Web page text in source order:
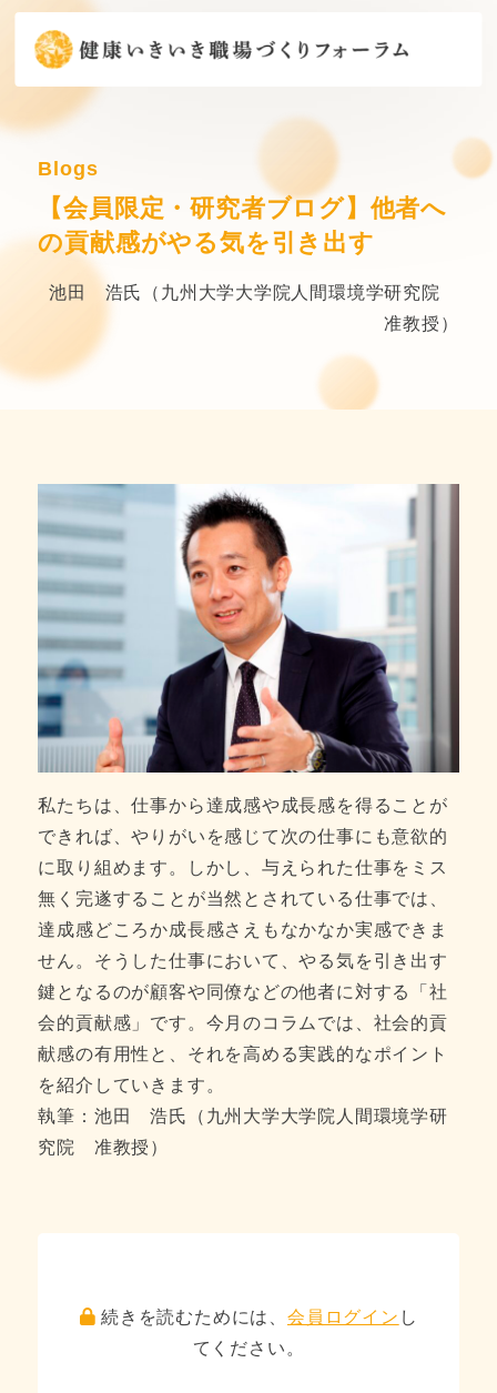
Blogs
【会員限定・研究者ブログ】他者へ
の貢献感がやる気を引き出す
池田 浩氏（九州大学大学院人間環境学研究院
准教授）
私たちは、仕事から達成感や成長感を得ることが
できれば、やりがいを感じて次の仕事にも意欲的
に取り組めます。しかし、与えられた仕事をミス
無く完遂することが当然とされている仕事では、
達成感どころか成長感さえもなかなか実感できま
せん。そうした仕事において、やる気を引き出す
鍵となるのが顧客や同僚などの他者に対する「社
会的貢献感」です。今月のコラムでは、社会的貢
献感の有用性と、それを高める実践的なポイント
を紹介していきます。
執筆：池田 浩氏（九州大学大学院人間環境学研
究院 准教授）
続きを読むためには、 会員ログイン し
てください。